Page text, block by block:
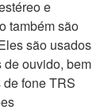
e
também são
são usados
ouvido, bem
fone TRS